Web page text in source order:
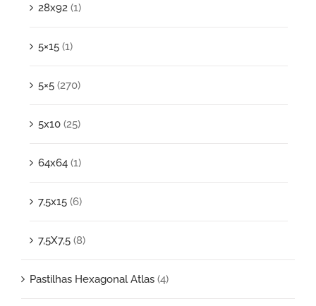
28x92 (1)
5×15 (1)
5×5 (270)
5x10 (25)
64x64 (1)
7,5x15 (6)
7,5X7,5 (8)
Pastilhas Hexagonal Atlas (4)